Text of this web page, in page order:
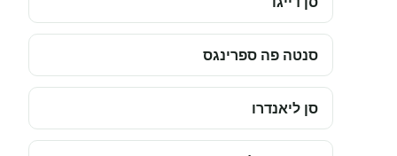
סנטה פה ספרינגס
סן ליאנדרו